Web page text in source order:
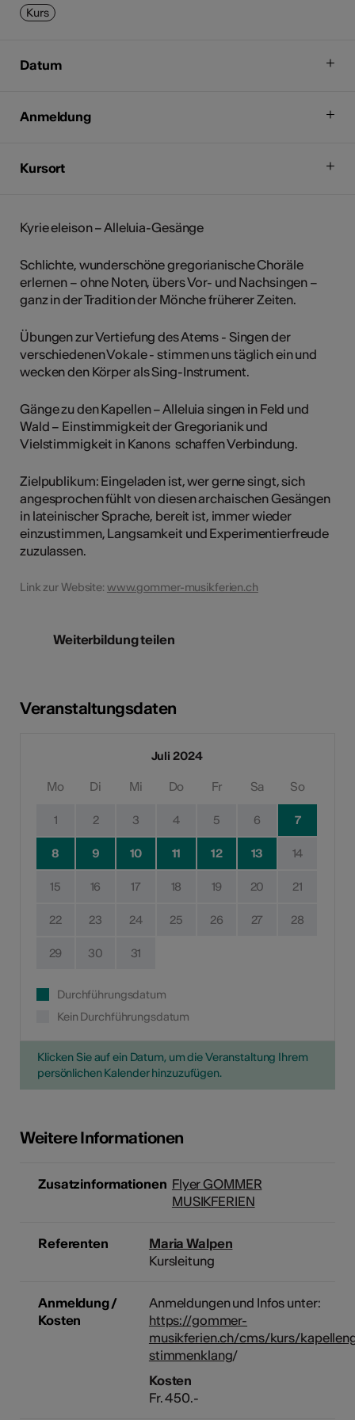
Kurs
Datum
Anmeldung
Kursort
Kyrie eleison – Alleluia-Gesänge
Schlichte, wunderschöne gregorianische Choräle
erlernen – ohne Noten, übers Vor- und Nachsingen –
ganz in der Tradition der Mönche früherer Zeiten.
Übungen zur Vertiefung des Atems - Singen der
verschiedenen Vokale - stimmen uns täglich ein und
wecken den Körper als Sing-Instrument.
Gänge zu den Kapellen – Alleluia singen in Feld und
Wald – Einstimmigkeit der Gregorianik und
Vielstimmigkeit in Kanons schaffen Verbindung.
Zielpublikum: Eingeladen ist, wer gerne singt, sich
angesprochen fühlt von diesen archaischen Gesängen
in lateinischer Sprache, bereit ist, immer wieder
einzustimmen, Langsamkeit und Experimentierfreude
zuzulassen.
Link zur Website: www.gommer-musikferien.ch
Weiterbildung teilen
Veranstaltungsdaten
Juli 2024
Mo Di Mi Do Fr Sa So
1 2 3 4 5 6 7
8 9 10 11 12 13 14
15 16 17 18 19 20 21
22 23 24 25 26 27 28
29 30 31
Durchführungsdatum
Kein Durchführungsdatum
Klicken Sie auf ein Datum, um die Veranstaltung Ihrem
persönlichen Kalender hinzuzufügen.
Weitere Informationen
Zusatzinformationen Flyer GOMMER
MUSIKFERIEN
Referenten
Maria Walpen
Kursleitung
Anmeldung /
Kosten
Anmeldungen und Infos unter:
https://gommer-
musikferien.ch/cms/kurs/
stimmenklang/
Kosten
Fr. 450.-